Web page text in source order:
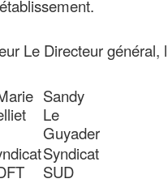
Le Directeur général,
Sandy
Le
Guyader
Syndicat
SUD